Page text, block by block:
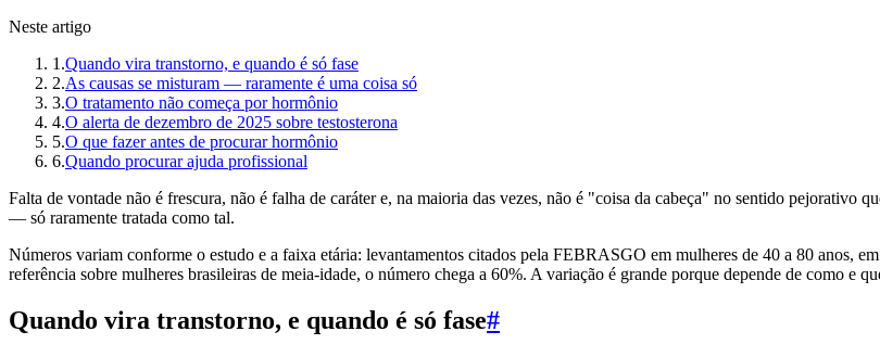
Neste artigo
1 .Quando vira transtorno, e quando é só fase
2.As causas se misturam — raramente é uma coisa só
3.O tratamento não começa por hormônio
4.O alerta de dezembro de 2025 sobre testosterona
5.O que fazer antes de procurar hormônio
6.Quando procurar ajuda profissional
Falta de vontade não é frescura, não é falha de caráter e, na maioria das vezes, não é "coisa da cabeça" no sentido pejorativo
— só raramente tratada como tal.
Números variam conforme o estudo e a faixa etária: levantamentos citados pela FEBRASGO em mulheres de 40 a 80 anos,
referência sobre mulheres brasileiras de meia-idade, o número chega a 60%. A variação é grande porque depende de como e
Quando vira transtorno, e quando é só fase#